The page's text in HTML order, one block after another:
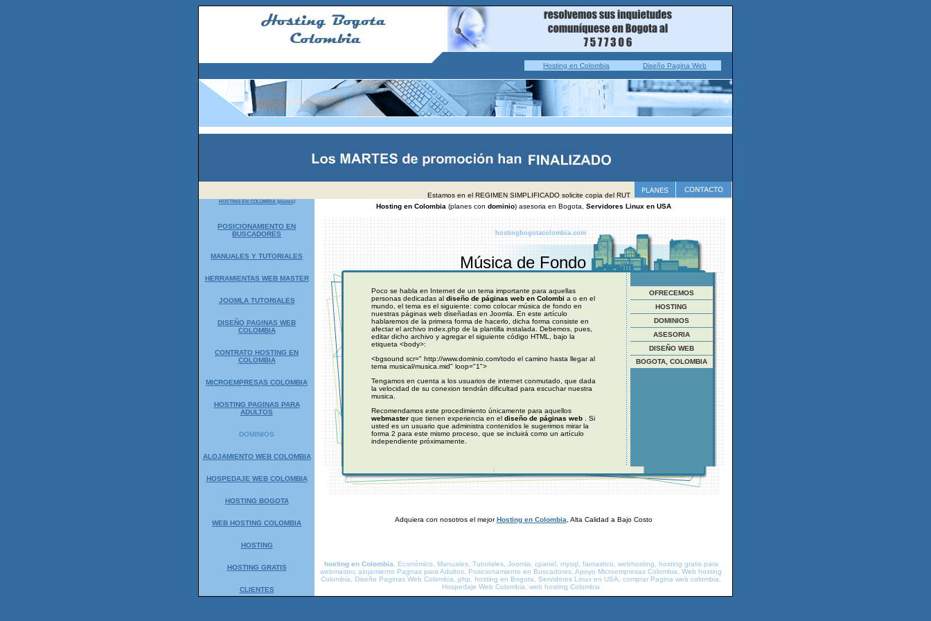
Hosting en Colombia Diseño Pagina Web
Estamos en el REGIMEN SIMPLIFICADO solicite copia del RUT
HOSTING EN COLOMBIA (planes)
POSICIONAMIENTO EN
BUSCADORES
MANUALES Y TUTORIALES
HERRAMIENTAS WEB MASTER
JOOMLA TUTORIALES
DISEÑO PAGINAS WEB
COLOMBIA
CONTRATO HOSTING EN
COLOMBIA
MICROEMPRESAS COLOMBIA
HOSTING PAGINAS PARA
ADULTOS
DOMINIOS
ALOJAMIENTO WEB COLOMBIA
HOSPEDAJE WEB COLOMBIA
HOSTING BOGOTA
WEB HOSTING COLOMBIA
HOSTING
HOSTING GRATIS
CLIENTES
Hosting en Colombia (planes con dominio) asesoria en Bogota, Servidores Linux en USA
hostingbogotacolombia.com
Música de Fondo
Poco se habla en Internet de un tema importante para aquellas
personas dedicadas al diseño de páginas web en Colombi a o en el
mundo, el tema es el siguiente: como colocar música de fondo en
nuestras páginas web diseñadas en Joomla. En este artículo
hablaremos de la primera forma de hacerlo, dicha forma consiste en
afectar el archivo index.php de la plantilla instalada. Debemos, pues,
editar dicho archivo y agregar el siguiente código HTML, bajo la
etiqueta <body>:
<bgsound scr=" http://www.dominio.com/todo el camino hasta llegar al
tema musical/musica.mid" loop="1">
Tengamos en cuenta a los usuarios de internet conmutado, que dada
la velocidad de su conexion tendrán dificultad para escuchar nuestra
musica.
Recomendamos este procedimiento únicamente para aquellos
webmaster que tienen experiencia en el diseño de páginas web
. Si
usted es un usuario que administra contenidos le sugerimos mirar la
forma 2 para este mismo proceso, que se incluirá como un artículo
independiente próximamente.
OFRECEMOS
HOSTING
DOMINIOS
ASESORIA
DISEÑO WEB
BOGOTA, COLOMBIA
Adquiera con nosotros el mejorHosting en Colombia , Alta Calidad a Bajo Costo
hosting en Colombia , Económico, Manuales, Tutoriales, Joomla, cpanel, mysql, fantastico, webhosting, hosting gratis para
webmaster, alojamiento Pagnas para Adultos, Posicionamiento en Buscadores, Apoyo Microempresas Colombia, Web hosting
Colombia, Diseño Paginas Web Colombia, php, hosting en Bogota, Servidores Linux en USA, comprar Pagina web colombia,
Hospedaje Web Colombia, web hosting Colombia